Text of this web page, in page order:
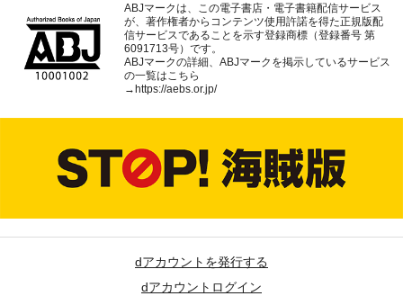
ABJマークは、この電子書店・電子書籍配信サービス
が、著作権者からコンテンツ使用許諾を得た正規版配
信サービスであることを示す登録商標（登録番号 第
6091713号）です。
ABJマークの詳細、ABJマークを掲示しているサービス
の一覧はこちら
→https://aebs.or.jp/
dアカウントを発行する
dアカウントログイン